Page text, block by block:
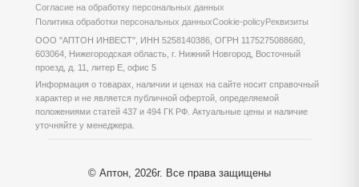
Согласие на обработку персональных данных
Политика обработки персональных данныхCookie-policyРеквизиты
ООО "АПТОН ИНВЕСТ", ИНН 5258140386, ОГРН 1175275088680,
603064, Нижегородская область, г. Нижний Новгород, Восточный
проезд, д. 11, литер Е, офис 5
Информация о товарах, наличии и ценах на сайте носит справочный
характер и не является публичной офертой, определяемой
положениями статей 437 и 494 ГК РФ. Актуальные цены и наличие
уточняйте у менеджера.
© Аптон, 2026г. Все права защищены